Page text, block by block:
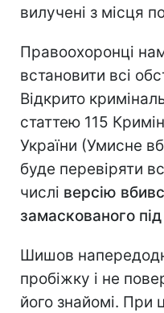
вилучені з місця
Правоохоронці
встановити всі
Відкрито
статтею 115
України (Умисне
буде перевіряти
числі версію
замаскованого
Шишов
пробіжку і не
його знайомі. При